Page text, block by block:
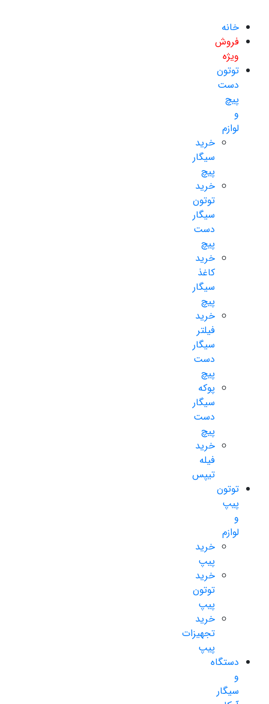
خانه
فروش
ویژه
توتون
دست
پیچ
و
لوازم
خرید
سیگار
پیچ
خرید
توتون
سیگار
دست
پیچ
خرید
کاغذ
سیگار
پیچ
خرید
فیلتر
سیگار
دست
پیچ
پوکه
سیگار
دست
پیچ
خرید
فیله
تیپس
توتون
پیپ
و
لوازم
خرید
پیپ
خرید
توتون
پیپ
خرید
تجهیزات
پیپ
دستگاه
و
سیگار